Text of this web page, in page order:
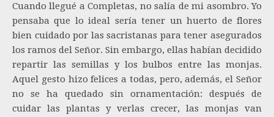
Cuando llegué a Completas, no salía de mi asombro. Yo
pensaba que lo ideal sería tener un huerto de flores
bien cuidado por las sacristanas para tener asegurados
los ramos del Señor. Sin embargo, ellas habían decidido
repartir las semillas y los bulbos entre las monjas.
Aquel gesto hizo felices a todas, pero, además, el Señor
no se ha quedado sin ornamentación: después de
cuidar las plantas y verlas crecer, las monjas van